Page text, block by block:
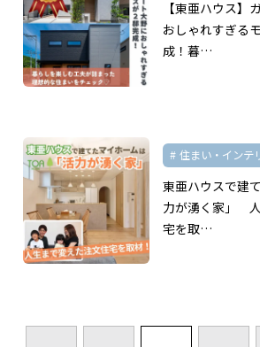
【東亜ハウス】
おしゃれすぎる
成！暮…
住まい・インテ
東亜ハウスで建
力が湧く家」
宅を取…